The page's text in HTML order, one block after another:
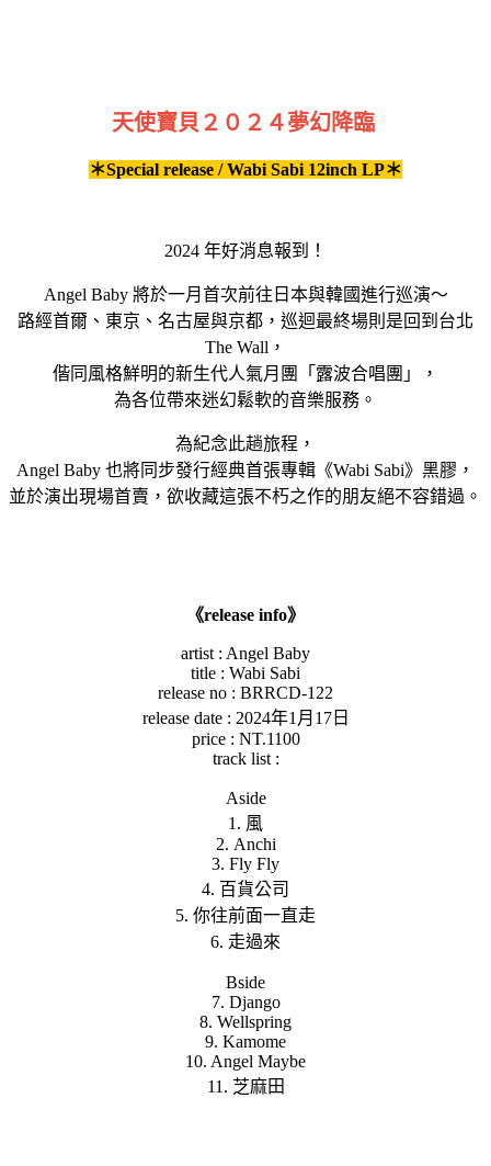
天使寶貝２０２４夢幻降臨
＊Special release / Wabi Sabi 12inch LP＊
2024 年好消息報到！
Angel Baby 將於一月首次前往日本與韓國進行巡演～
路經首爾、東京、名古屋與京都，巡迴最終場則是回到台北
The Wall，
偕同風格鮮明的新生代人氣月團「露波合唱團」，
為各位帶來迷幻鬆軟的音樂服務。
為紀念此趟旅程，
Angel Baby 也將同步發行經典首張專輯《Wabi Sabi》黑膠，
並於演出現場首賣，欲收藏這張不朽之作的朋友絕不容錯過。
《release info》
artist : Angel Baby
title : Wabi Sabi
release no : BRRCD-122
release date : 2024年1月17日
price : NT.1100
track list :
Aside
1. 風
2. Anchi
3. Fly Fly
4. 百貨公司
5. 你往前面一直走
6. 走過來
Bside
7. Django
8. Wellspring
9. Kamome
10. Angel Maybe
11. 芝麻田